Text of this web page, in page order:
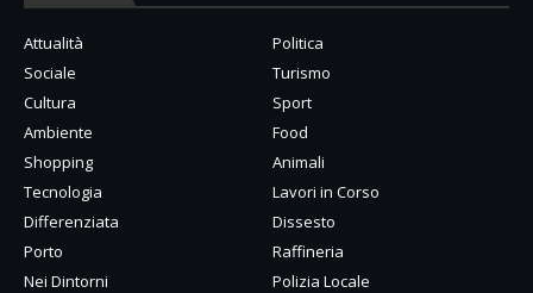
Attualità
Politica
Sociale
Turismo
Cultura
Sport
Ambiente
Food
Shopping
Animali
Tecnologia
Lavori in Corso
Differenziata
Dissesto
Porto
Raffineria
Nei Dintorni
Polizia Locale